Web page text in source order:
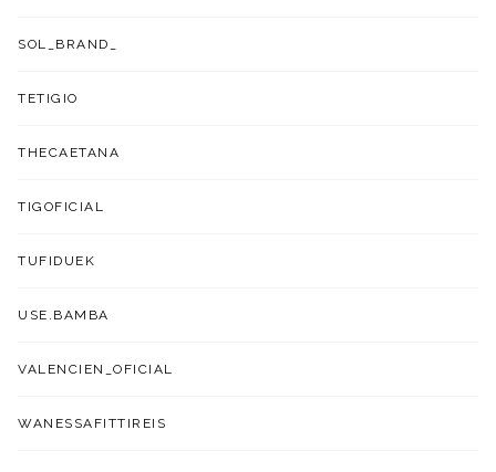
SOL_BRAND_
TETIGIO
THECAETANA
TIGOFICIAL
TUFIDUEK
USE.BAMBA
VALENCIEN_OFICIAL
WANESSAFITTIREIS